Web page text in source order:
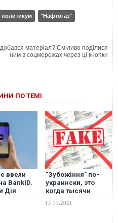
политикум
"Нафтогаз"
матеріал? Сміливо поділися
ним в соцмережах через ці кнопки
ПО ТЕМІ
ввели
BankID.
Дія
"Зубожіння" по-
украински, это
когда тысячи
погибающих под
15.11.2021